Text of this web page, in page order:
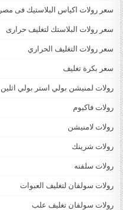
سعر رولات اكياس البلاستيك فى مصر
سعر رولات البلاستك لتغليف حرارى
سعر رولات التغليف الحراري
سعر بكرة تغليف
رولات لمنيشن بولي استر بولي اثلين
رولات فاكيوم
رولات لامنيشن
رولات شرينك
رولات سلفنه
رولات سولفان لتغليف العبوات
رولات سولفان تغليف علب